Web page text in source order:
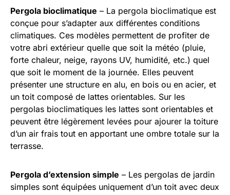
Pergola bioclimatique – La pergola bioclimatique est
conçue pour s’adapter aux différentes conditions
climatiques. Ces modèles permettent de profiter de
votre abri extérieur quelle que soit la météo (pluie,
forte chaleur, neige, rayons UV, humidité, etc.) quel
que soit le moment de la journée. Elles peuvent
présenter une structure en alu, en bois ou en acier, et
un toit composé de lattes orientables. Sur les
pergolas bioclimatiques les lattes sont orientables et
peuvent être légèrement levées pour ajourer la toiture
d’un air frais tout en apportant une ombre totale sur la
terrasse.
Pergola d’extension simple – Les pergolas de jardin
simples sont équipées uniquement d’un toit avec deux